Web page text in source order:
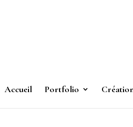
Accueil Portfolio